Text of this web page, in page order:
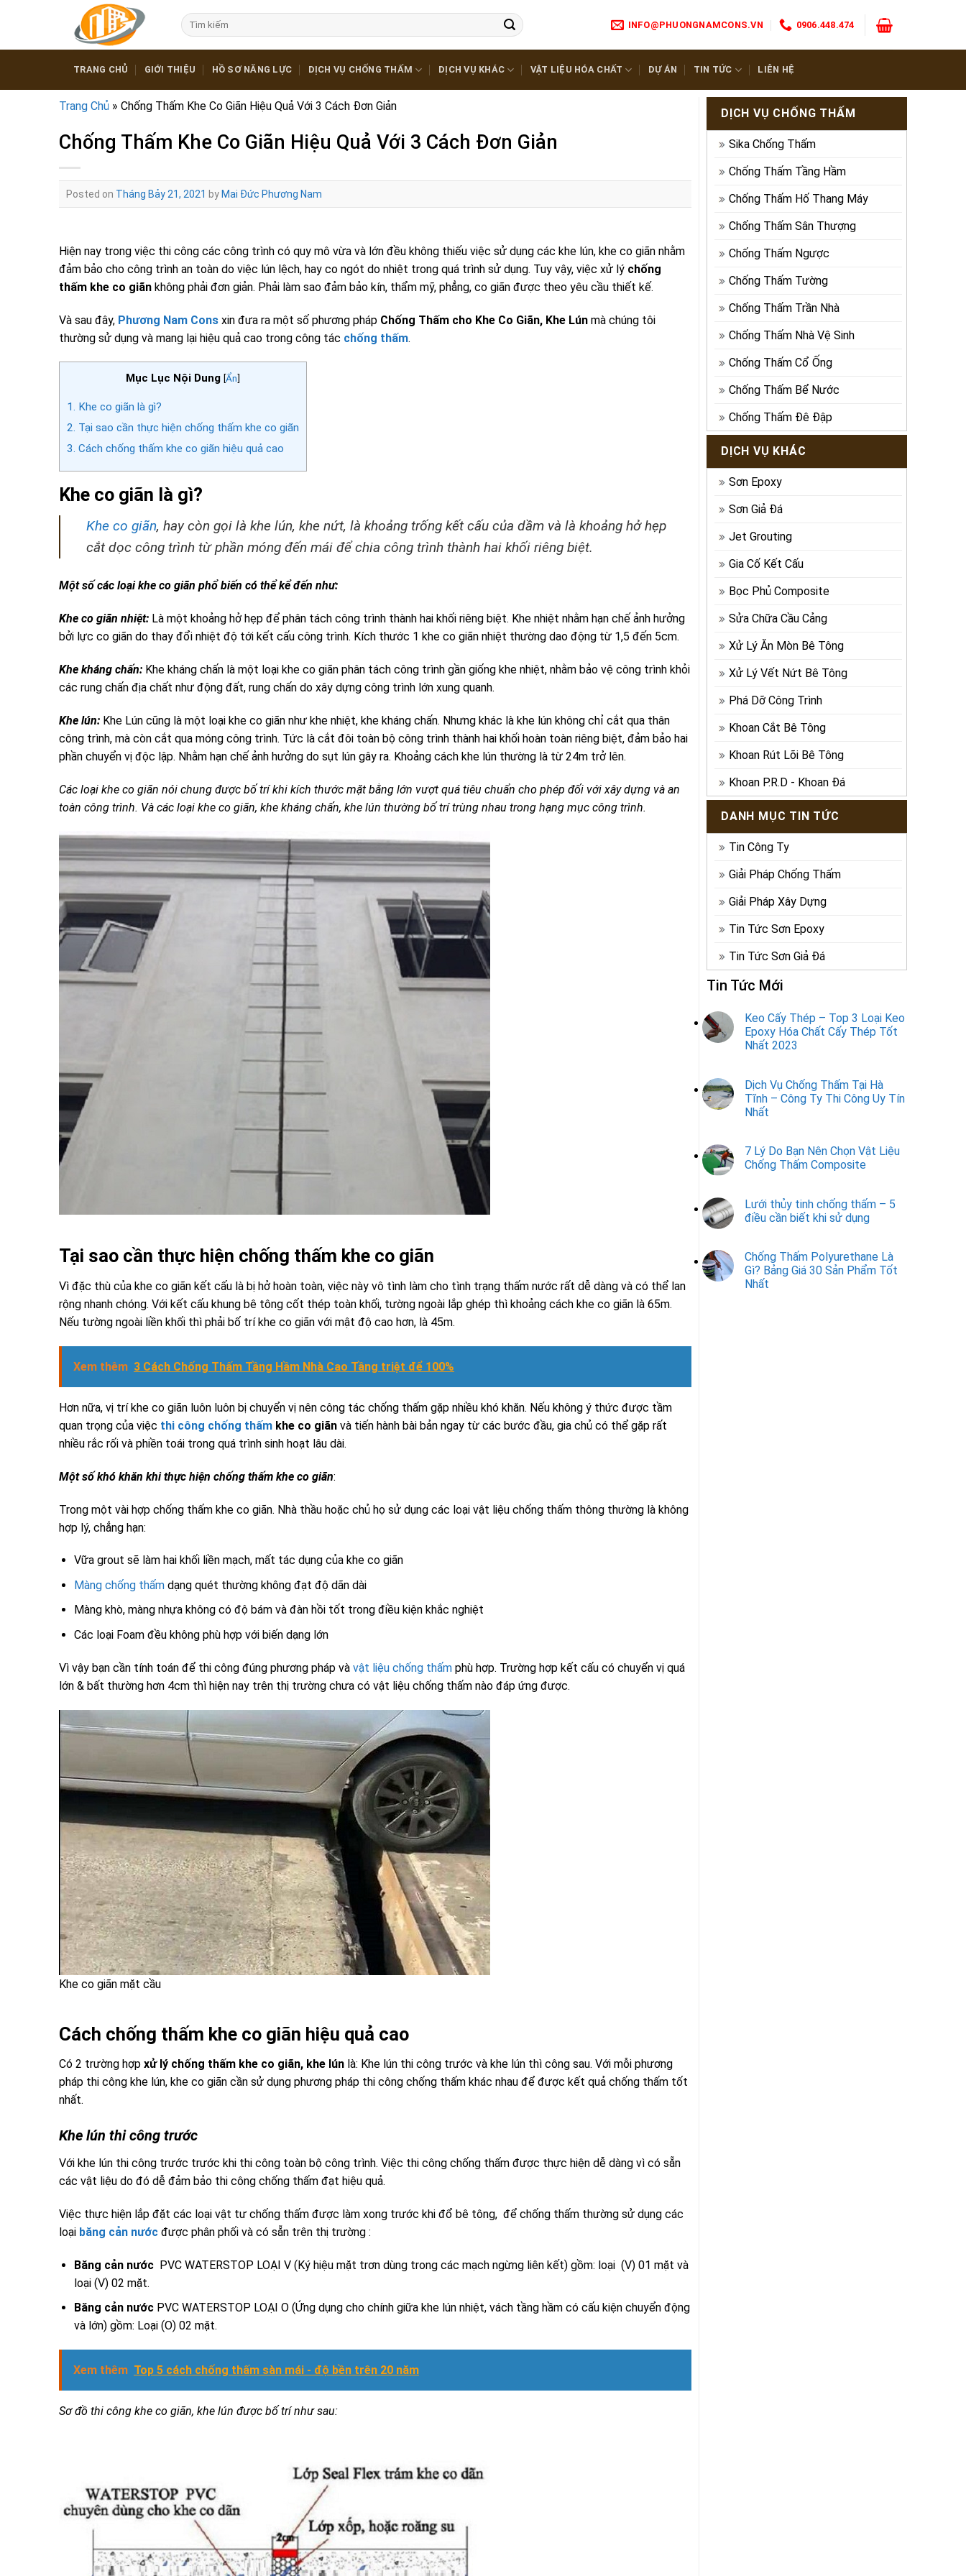
Tìm
kiếm:
INFO@PHUONGNAMCONS.VN 0906.448.474
TRANG CHỦ GIỚI THIỆU HỒ SƠ NĂNG LỰC DỊCH VỤ CHỐNG THẤM DỊCH VỤ KHÁC VẬT LIỆU HÓA CHẤT DỰ ÁN TIN TỨC LIÊN HỆ
Trang Chủ » Chống Thấm Khe Co Giãn Hiệu Quả Với 3 Cách Đơn Giản
Chống Thấm Khe Co Giãn Hiệu Quả Với 3 Cách Đơn Giản
Posted on Tháng Bảy 21, 2021 by Mai Đức Phương Nam
Hiện nay trong việc thi công các công trình có quy mô vừa và lớn đều không thiếu việc sử dụng các khe lún, khe co giãn nhằm
đảm bảo cho công trình an toàn do việc lún lệch, hay co ngót do nhiệt trong quá trình sử dụng. Tuy vậy, việc xử lý chống
thấm khe co giãn không phải đơn giản. Phải làm sao đảm bảo kín, thẩm mỹ, phẳng, co giãn được theo yêu cầu thiết kế.
Và sau đây, Phương Nam Cons xin đưa ra một số phương pháp Chống Thấm cho Khe Co Giãn, Khe Lún mà chúng tôi
thường sử dụng và mang lại hiệu quả cao trong công tác chống thấm.
Mục Lục Nội Dung [Ẩn]
1.
Khe co giãn là gì?
2. Tại sao cần thực hiện chống thấm khe co giãn
3. Cách chống thấm khe co giãn hiệu quả cao
Khe co giãn là gì?
Khe co giãn, hay còn gọi là khe lún, khe nứt, là khoảng trống kết cấu của dầm và là khoảng hở hẹp
cắt dọc công trình từ phần móng đến mái để chia công trình thành hai khối riêng biệt.
Một số các loại khe co giãn phổ biến có thể kể đến như:
Khe co giãn nhiệt: Là một khoảng hở hẹp để phân tách công trình thành hai khối riêng biệt. Khe nhiệt nhằm hạn chế ảnh hưởng
bởi lực co giãn do thay đổi nhiệt độ tới kết cấu công trình. Kích thước 1 khe co giãn nhiệt thường dao động từ 1,5 đến 5cm.
Khe kháng chấn: Khe kháng chấn là một loại khe co giãn phân tách công trình gần giống khe nhiệt, nhằm bảo vệ công trình khỏi
các rung chấn địa chất như động đất, rung chấn do xây dựng công trình lớn xung quanh.
Khe lún: Khe Lún cũng là một loại khe co giãn như khe nhiệt, khe kháng chấn. Nhưng khác là khe lún không chỉ cắt qua thân
công trình, mà còn cắt qua móng công trình. Tức là cắt đôi toàn bộ công trình thành hai khối hoàn toàn riêng biệt, đảm bảo hai
phần chuyển vị độc lập. Nhằm hạn chế ảnh hưởng do sụt lún gây ra. Khoảng cách khe lún thường là từ 24m trở lên.
Các loại khe co giãn nói chung được bố trí khi kích thước mặt bằng lớn vượt quá tiêu chuẩn cho phép đối với xây dựng và an
toàn công trình. Và các loại khe co giãn, khe kháng chấn, khe lún thường bố trí trùng nhau trong hạng mục công trình.
Tại sao cần thực hiện chống thấm khe co giãn
Vì đặc thù của khe co giãn kết cấu là bị hở hoàn toàn, việc này vô tình làm cho tình trạng thấm nước rất dễ dàng và có thể lan
rộng nhanh chóng. Với kết cấu khung bê tông cốt thép toàn khối, tường ngoài lắp ghép thì khoảng cách khe co giãn là 65m.
Nếu tường ngoài liền khối thì phải bố trí khe co giãn với mật độ cao hơn, là 45m.
Xem thêm 3 Cách Chống Thấm Tầng Hầm Nhà Cao Tầng triệt để 100%
Hơn nữa, vị trí khe co giãn luôn luôn bị chuyển vị nên công tác chống thấm gặp nhiều khó khăn. Nếu không ý thức được tầm
quan trọng của việc thi công chống thấm khe co giãn và tiến hành bài bản ngay từ các bước đầu, gia chủ có thể gặp rất
nhiều rắc rối và phiền toái trong quá trình sinh hoạt lâu dài.
Một số khó khăn khi thực hiện chống thấm khe co giãn:
Trong một vài hợp chống thấm khe co giãn. Nhà thầu hoặc chủ họ sử dụng các loại vật liệu chống thấm thông thường là không
hợp lý, chẳng hạn:
Vữa grout sẽ làm hai khối liền mạch, mất tác dụng của khe co giãn
Màng chống thấmdạng quét thường không đạt độ dãn dài
Màng khò, màng nhựa không có độ bám và đàn hồi tốt trong điều kiện khắc nghiệt
Các loại Foam đều không phù hợp với biến dạng lớn
Vì vậy bạn cần tính toán để thi công đúng phương pháp và vật liệu chống thấm phù hợp. Trường hợp kết cấu có chuyển vị quá
lớn & bất thường hơn 4cm thì hiện nay trên thị trường chưa có vật liệu chống thấm nào đáp ứng được.
Khe co giãn mặt cầu
Cách chống thấm khe co giãn hiệu quả cao
Có 2 trường hợp xử lý chống thấm khe co giãn, khe lún là: Khe lún thi công trước và khe lún thì công sau. Với mỗi phương
pháp thi công khe lún, khe co giãn cần sử dụng phương pháp thi công chống thấm khác nhau để được kết quả chống thấm tốt
nhất.
Khe lún thi công trước
Với khe lún thi công trước trước khi thi công toàn bộ công trình. Việc thi công chống thấm được thực hiện dễ dàng vì có sẵn
các vật liệu do đó dễ đảm bảo thi công chống thấm đạt hiệu quả.
Việc thực hiện lắp đặt các loại vật tư chống thấm được làm xong trước khi đổ bê tông, để chống thấm thường sử dụng các
loại băng cản nước được phân phối và có sẵn trên thị trường :
Băng cản nướcPVC WATERSTOP LOẠI V (Ký hiệu mặt trơn dùng trong các mạch ngừng liên kết) gồm: loại (V) 01 mặt và
loại (V) 02 mặt.
Băng cản nướcPVC WATERSTOP LOẠI O (Ứng dụng cho chính giữa khe lún nhiệt, vách tầng hầm có cấu kiện chuyển động
và lớn) gồm: Loại (O) 02 mặt.
Xem thêm Top 5 cách chống thấm sàn mái - độ bền trên 20 năm
Sơ đồ thi công khe co giãn, khe lún được bố trí như sau:
DỊCH VỤ CHỐNG THẤM
Sika Chống Thấm
Chống Thấm Tầng Hầm
Chống Thấm Hố Thang Máy
Chống Thấm Sân Thượng
Chống Thấm Ngược
Chống Thấm Tường
Chống Thấm Trần Nhà
Chống Thấm Nhà Vệ Sinh
Chống Thấm Cổ Ống
Chống Thấm Bể Nước
Chống Thấm Đê Đập
DỊCH VỤ KHÁC
Sơn Epoxy
Sơn Giả Đá
Jet Grouting
Gia Cố Kết Cấu
Bọc Phủ Composite
Sửa Chữa Cầu Cảng
Xử Lý Ăn Mòn Bê Tông
Xử Lý Vết Nứt Bê Tông
Phá Dỡ Công Trình
Khoan Cắt Bê Tông
Khoan Rút Lõi Bê Tông
Khoan P.R.D - Khoan Đá
DANH MỤC TIN TỨC
Tin Công Ty
Giải Pháp Chống Thấm
Giải Pháp Xây Dựng
Tin Tức Sơn Epoxy
Tin Tức Sơn Giả Đá
Tin Tức Mới
Keo Cấy Thép – Top 3 Loại Keo
Epoxy Hóa Chất Cấy Thép Tốt
Nhất 2023
Dịch Vụ Chống Thấm Tại Hà
Tĩnh – Công Ty Thi Công Uy Tín
Nhất
7 Lý Do Bạn Nên Chọn Vật Liệu
Chống Thấm Composite
Lưới thủy tinh chống thấm – 5
điều cần biết khi sử dụng
Chống Thấm Polyurethane Là
Gì? Bảng Giá 30 Sản Phẩm Tốt
Nhất